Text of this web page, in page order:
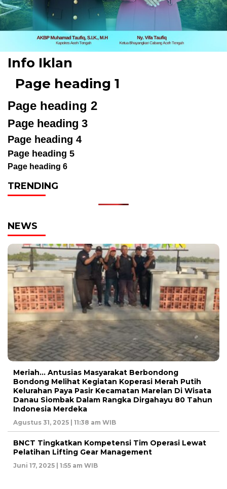
Info Iklan
Page heading 1
Page heading 2
Page heading 3
Page heading 4
Page heading 5
Page heading 6
TRENDING
NEWS
Meriah… Antusias Masyarakat Berbondong
Bondong Melihat Kegiatan Koperasi Merah Putih
Kelurahan Paya Pasir Kecamatan Marelan Di Wisata
Danau Siombak Dalam Rangka Dirgahayu 80 Tahun
Indonesia Merdeka
Agustus 31, 2025 | 11:38 am WIB
BNCT Tingkatkan Kompetensi Tim Operasi Lewat
Pelatihan Lifting Gear Management
Juni 17, 2025 | 1:55 am WIB